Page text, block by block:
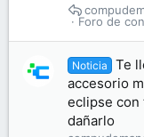
Foro de
Noticia
Te
accesorio
eclipse con
dañarlo